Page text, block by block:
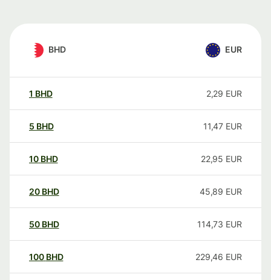
BHD EUR
1 BHD 2,29 EUR
5 BHD 11,47 EUR
10 BHD 22,95 EUR
20 BHD 45,89 EUR
50 BHD 114,73 EUR
100 BHD 229,46 EUR